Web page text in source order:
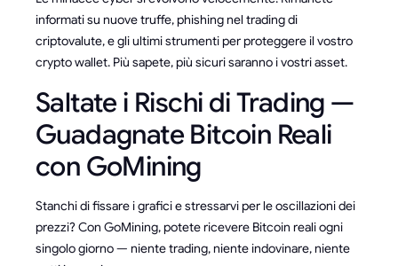
informati su nuove truffe, phishing nel trading di
criptovalute, e gli ultimi strumenti per proteggere il vostro
crypto wallet. Più sapete, più sicuri saranno i vostri asset.
Saltate i Rischi di Trading —
Guadagnate Bitcoin Reali
con GoMining
Stanchi di fissare i grafici e stressarvi per le oscillazioni dei
prezzi? Con GoMining, potete ricevere Bitcoin reali ogni
singolo giorno — niente trading, niente indovinare, niente